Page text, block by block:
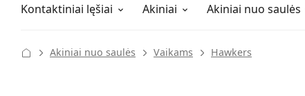
Kontaktiniai lęšiai
Lęšių tirpalai Akiniai Akiniai nuo saulės
Viskas apie apsipirkimą pas mus
Akiniai nuo saulės Vaikams Hawkers